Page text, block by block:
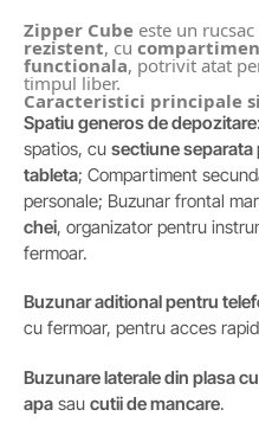
Zipper Cube este un rucsac
rezistent, cu
functionala, potrivit atat
timpul liber.
Caracteristici principale
Spatiu generos de
spatios, cu sectiune separata
tableta; Compartiment
personale; Buzunar frontal
chei, organizator pentru
fermoar.
Buzunar aditional pentru
cu fermoar, pentru acces
Buzunare laterale din plasa
apa sau cutii de mancare.